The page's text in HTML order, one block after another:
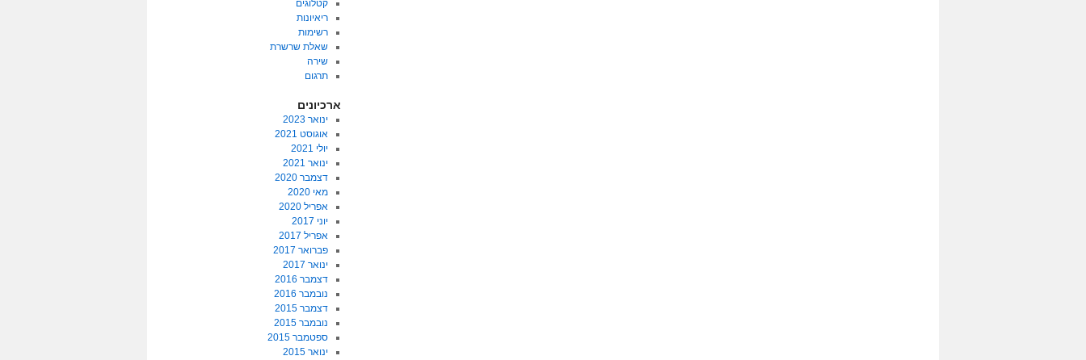
קטלוגים
ריאיונות
רשימות
שאלת שרשרת
שירה
תרגום
ארכיונים
ינואר 2023
אוגוסט 2021
יולי 2021
ינואר 2021
דצמבר 2020
מאי 2020
אפריל 2020
יוני 2017
אפריל 2017
פברואר 2017
ינואר 2017
דצמבר 2016
נובמבר 2016
דצמבר 2015
נובמבר 2015
ספטמבר 2015
ינואר 2015